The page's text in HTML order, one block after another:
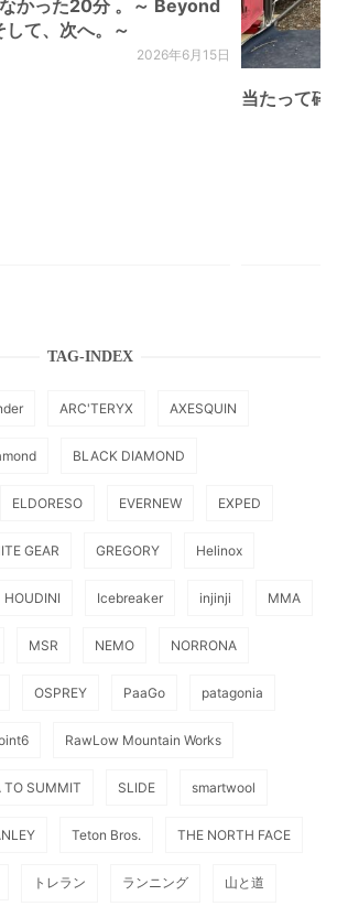
かった20分 。～ Beyond
て、次へ。～
2026年6月15日
当たって砕
TAG-INDEX
ARC'TERYX AXESQUIN
BLACK DIAMOND
ELDORESO EVERNEW EXPED
GEAR GREGORY Helinox
HOUDINI Icebreaker injinji MMA
MSR NEMO NORRONA
OSPREY PaaGo patagonia
RawLow Mountain Works
TO SUMMIT SLIDE smartwool
Teton Bros. THE NORTH FACE
トレラン ランニング 山と道